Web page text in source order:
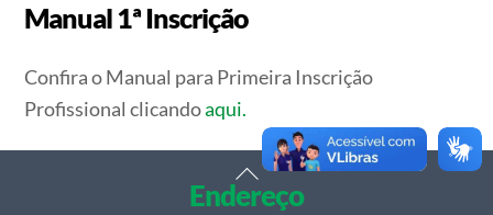
Manual 1ª Inscrição
Confira o Manual para Primeira Inscrição
Profissional clicandoaqui.
Back
To
Endereço